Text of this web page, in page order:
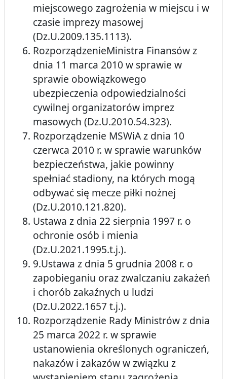
miejscowego zagrożenia w miejscu i w
czasie imprezy masowej
(Dz.U.2009.135.1113).
RozporządzenieMinistra Finansów z
dnia 11 marca 2010 w sprawie w
sprawie obowiązkowego
ubezpieczenia odpowiedzialności
cywilnej organizatorów imprez
masowych (Dz.U.2010.54.323).
Rozporządzenie MSWiA z dnia 10
czerwca 2010 r. w sprawie warunków
bezpieczeństwa, jakie powinny
spełniać stadiony, na których mogą
odbywać się mecze piłki nożnej
(Dz.U.2010.121.820).
Ustawa z dnia 22 sierpnia 1997 r. o
ochronie osób i mienia
(Dz.U.2021.1995.t.j.).
9.Ustawa z dnia 5 grudnia 2008 r. o
zapobieganiu oraz zwalczaniu zakażeń
i chorób zakaźnych u ludzi
(Dz.U.2022.1657 t.j.).
Rozporządzenie Rady Ministrów z dnia
25 marca 2022 r. w sprawie
ustanowienia określonych ograniczeń,
nakazów i zakazów w związku z